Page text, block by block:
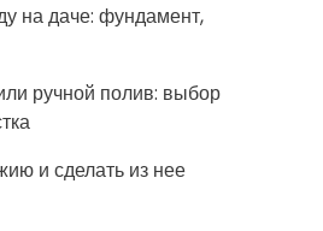
на даче: фундамент,
ручной полив: выбор
и сделать из нее